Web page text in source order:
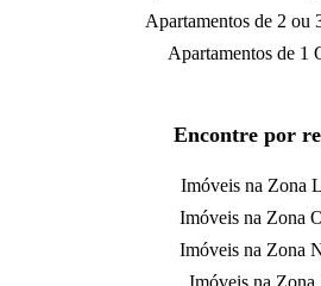
Apartamentos de 2 ou
Apartamentos de 1
Encontre por
Imóveis na Zona
Imóveis na Zona
Imóveis na Zona
Imóveis na Zona